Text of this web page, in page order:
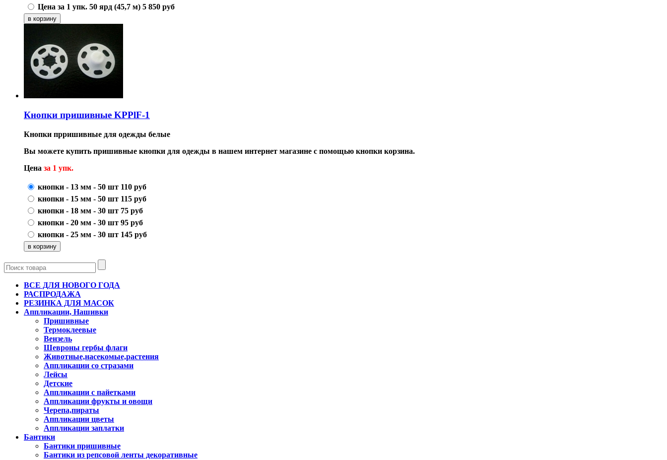
Цена за 1 упк. 50 ярд (45,7 м) 5 850 руб
Кнопки пришивные KPPlF-1
Кнопки прришивные для одежды белые
Вы можете купить пришивные кнопки для одежды в нашем интернет магазине с помощью кнопки корзина.
Цена за 1 упк.
кнопки - 13 мм - 50 шт 110 руб
кнопки - 15 мм - 50 шт 115 руб
кнопки - 18 мм - 30 шт 75 руб
кнопки - 20 мм - 30 шт 95 руб
кнопки - 25 мм - 30 шт 145 руб
ВСЕ ДЛЯ НОВОГО ГОДА
РАСПРОДАЖА
РЕЗИНКА ДЛЯ МАСОК
Аппликации, Нашивки
Пришивные
Термоклеевые
Вензель
Шевроны гербы флаги
Животные,насекомые,растения
Аппликации со стразами
Лейсы
Детские
Аппликации с пайетками
Аппликации фрукты и овощи
Черепа,пираты
Аппликации цветы
Аппликации заплатки
Бантики
Бантики пришивные
Бантики из репсовой ленты декоративные